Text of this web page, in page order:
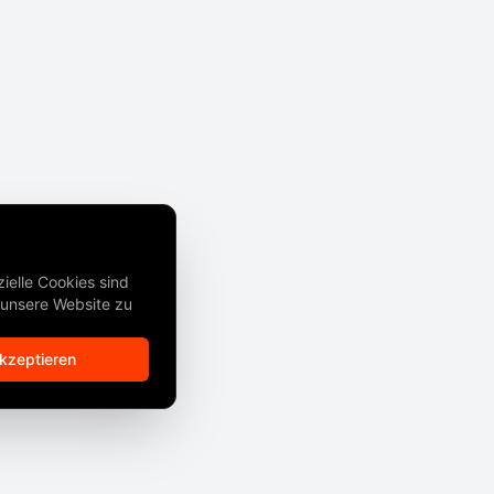
Cookies sind
Website zu